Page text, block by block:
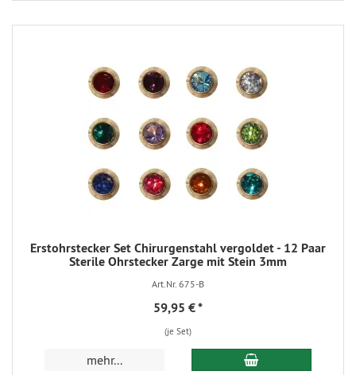
Erstohrstecker Set Chirurgenstahl vergoldet - 12 Paar
Sterile Ohrstecker Zarge mit Stein 3mm
Art.Nr. 675-B
59,95 €*
(je Set)
mehr...